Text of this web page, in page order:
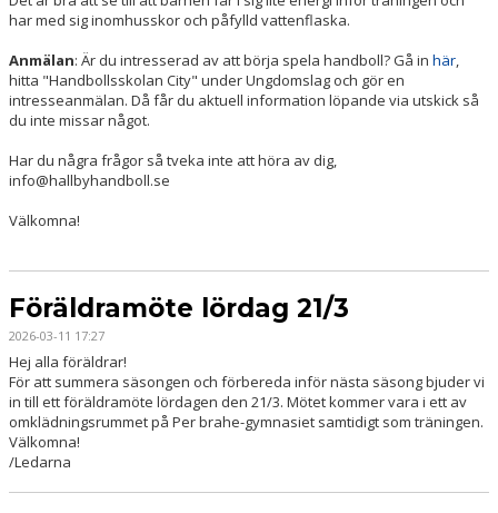
DOKUMENT
har med sig inomhusskor och påfylld vattenflaska.
Anmälan: Är du intresserad av att börja spela handboll? Gå in här,
hitta "Handbollsskolan City" under Ungdomslag och gör en
intresseanmälan. Då får du aktuell information löpande via utskick så
du inte missar något.
Har du några frågor så tveka inte att höra av dig,
info@hallbyhandboll.se
Välkomna!
Föräldramöte lördag 21/3
2026-03-11 17:27
Hej alla föräldrar!
För att summera säsongen och förbereda inför nästa säsong bjuder vi
in till ett föräldramöte lördagen den 21/3. Mötet kommer vara i ett av
omklädningsrummet på Per brahe-gymnasiet samtidigt som träningen.
Välkomna!
/Ledarna